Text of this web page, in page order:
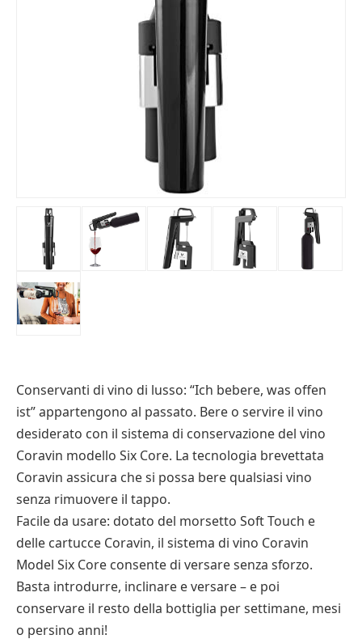
Conservanti di vino di lusso: “Ich bebere, was offen
ist” appartengono al passato. Bere o servire il vino
desiderato con il sistema di conservazione del vino
Coravin modello Six Core. La tecnologia brevettata
Coravin assicura che si possa bere qualsiasi vino
senza rimuovere il tappo.
Facile da usare: dotato del morsetto Soft Touch e
delle cartucce Coravin, il sistema di vino Coravin
Model Six Core consente di versare senza sforzo.
Basta introdurre, inclinare e versare – e poi
conservare il resto della bottiglia per settimane, mesi
o persino anni!